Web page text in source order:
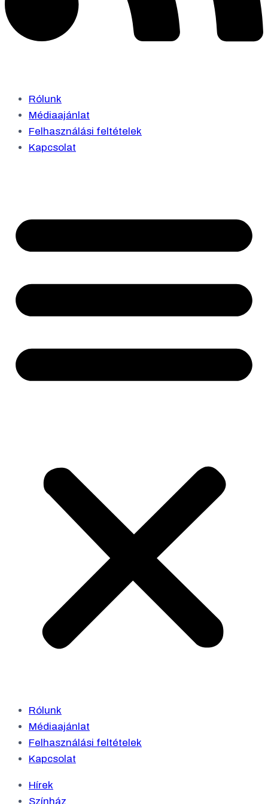
Rólunk
Médiaajánlat
Felhasználási feltételek
Kapcsolat
Rólunk
Médiaajánlat
Felhasználási feltételek
Kapcsolat
Hírek
Színház